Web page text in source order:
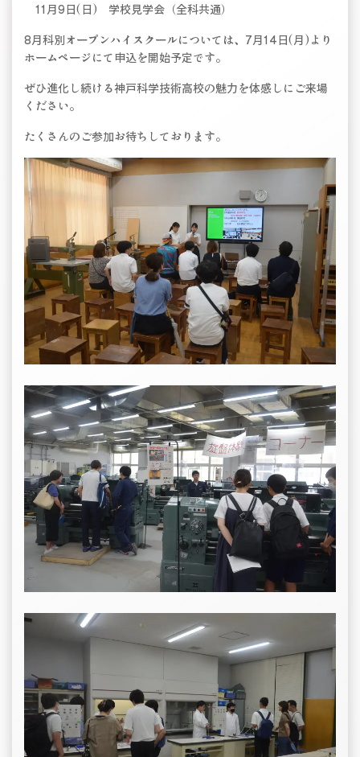
11月9日(日) 学校見学会（全科共通）
8月科別オープンハイスクールについては、7月14日(月)より
ホームページにて申込を開始予定です。
ぜひ進化し続ける神戸科学技術高校の魅力を体感しにご来場
ください。
たくさんのご参加お待ちしております。